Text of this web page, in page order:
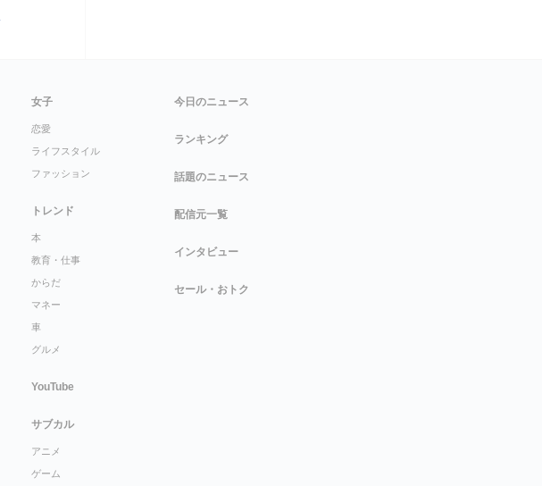
女子
恋愛
ライフスタイル
ファッション
トレンド
本
教育・仕事
からだ
マネー
車
グルメ
YouTube
サブカル
アニメ
ゲーム
今日のニュース
ランキング
話題のニュース
配信元一覧
インタビュー
セール・おトク